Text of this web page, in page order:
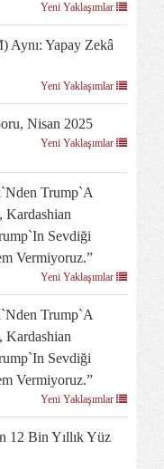
Yeni Yaklaşımlar
Aynı: Yapay Zekâ
Yeni Yaklaşımlar
Nisan 2025
Yeni Yaklaşımlar
Trump`a
Kardashian
Sevdiği
Vermiyoruz.”
Yeni Yaklaşımlar
Trump`a
Kardashian
Sevdiği
Vermiyoruz.”
Yeni Yaklaşımlar
12 Bin Yıllık Yüz